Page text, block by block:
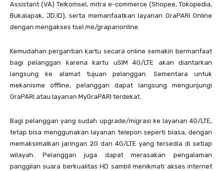
Assistant (VA) Telkomsel, mitra e-commerce (Shopee, Tokopedia,
Bukalapak, JD.ID), serta memanfaatkan layanan GraPARI Online
dengan mengakses tsel.me/graparionline.
Kemudahan pergantian kartu secara online semakin bermanfaat
bagi pelanggan karena kartu uSIM 4G/LTE akan diantarkan
langsung ke alamat tujuan pelanggan. Sementara untuk
mekanisme offline, pelanggan dapat langsung mengunjungi
GraPARI atau layanan MyGraPARI terdekat.
Bagi pelanggan yang sudah upgrade/migrasi ke layanan 4G/LTE,
tetap bisa menggunakan layanan telepon seperti biasa, dengan
memaksimalkan jaringan 2G dan 4G/LTE yang tersedia di setiap
wilayah. Pelanggan juga dapat merasakan pengalaman
panggilan suara berkualitas HD sambil menikmati akses internet